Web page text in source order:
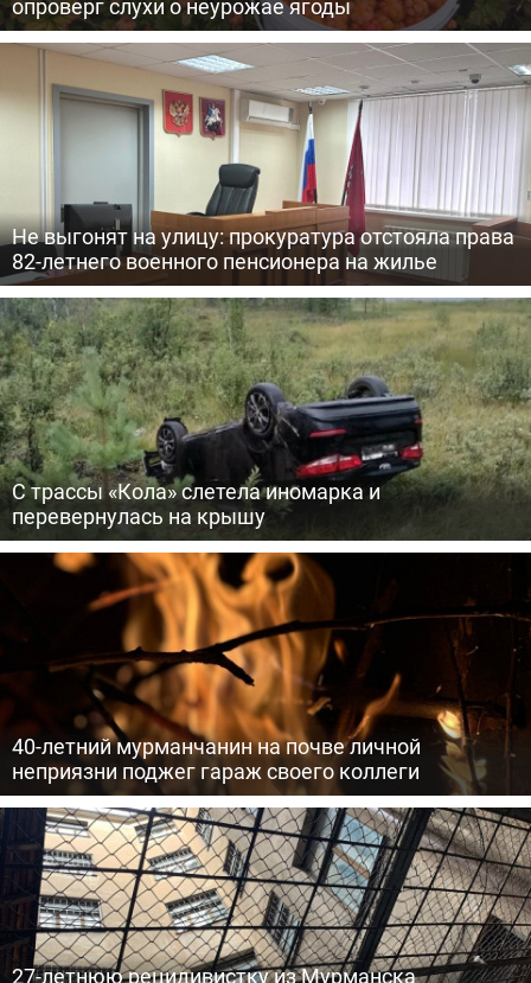
опроверг слухи о неурожае ягоды
Не выгонят на улицу: прокуратура отстояла права
82-летнего военного пенсионера на жилье
С трассы «Кола» слетела иномарка и
перевернулась на крышу
40-летний мурманчанин на почве личной
неприязни поджег гараж своего коллеги
27-летнюю рецидивистку из Мурманска